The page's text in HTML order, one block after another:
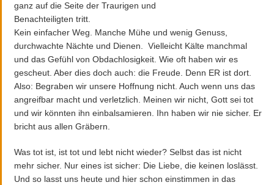
ganz auf die Seite der Traurigen und
Benachteiligten tritt.
Kein einfacher Weg. Manche Mühe und wenig Genuss,
durchwachte Nächte und Dienen. Vielleicht Kälte manchmal
und das Gefühl von Obdachlosigkeit. Wie oft haben wir es
gescheut. Aber dies doch auch: die Freude. Denn ER ist dort.
Also: Begraben wir unsere Hoffnung nicht. Auch wenn uns das
angreifbar macht und verletzlich. Meinen wir nicht, Gott sei tot
und wir könnten ihn einbalsamieren. Ihn haben wir nie sicher. Er
bricht aus allen Gräbern.
Was tot ist, ist tot und lebt nicht wieder? Selbst das ist nicht
mehr sicher. Nur eines ist sicher: Die Liebe, die keinen loslässt.
Und so lasst uns heute und hier schon einstimmen in das